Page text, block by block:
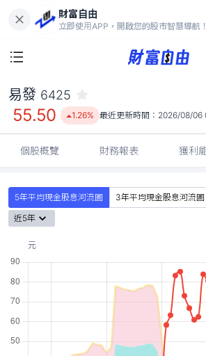
財富自由
立即使用APP，開啟您的股市智慧導航！
55.50
1.26%
易發 6425
55.50 1.26% 最近更新時間： 2026/08/06
個股概覽 財務報表 獲利
5年平均現金股息河流圖
3年平均現金股息河流圖
近5年